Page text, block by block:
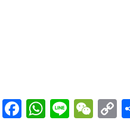
Fa W
Li
W
C